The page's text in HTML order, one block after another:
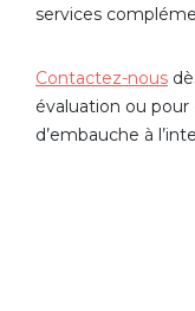
services
Contactez-nous
évaluation ou pour
d’embauche à